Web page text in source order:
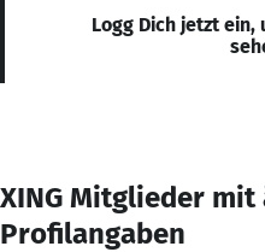
Logg Dich jetzt ein,
XING Mitglieder mit
Profilangaben